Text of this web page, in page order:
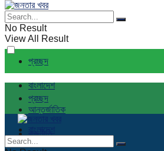
No Result
View All Result
প্রচ্ছদ
বাংলাদেশ
আন্তর্জাতিক
রাজনীতি
প্রচ্ছদ
বাংলাদেশ